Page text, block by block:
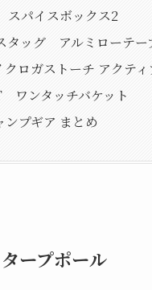
スパイスボックス2
タッグ アルミローテー
ロガストーチ アクテ
ワンタッチバケット
プギア まとめ
ープポール